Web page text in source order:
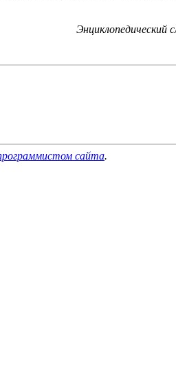
Энциклопедический
сайта.